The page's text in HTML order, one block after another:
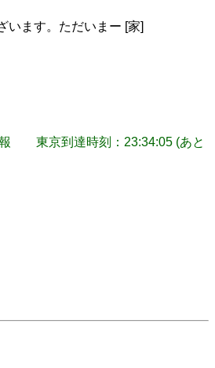
います。ただいまー [家]
報 東京到達時刻：23:34:05 (あと